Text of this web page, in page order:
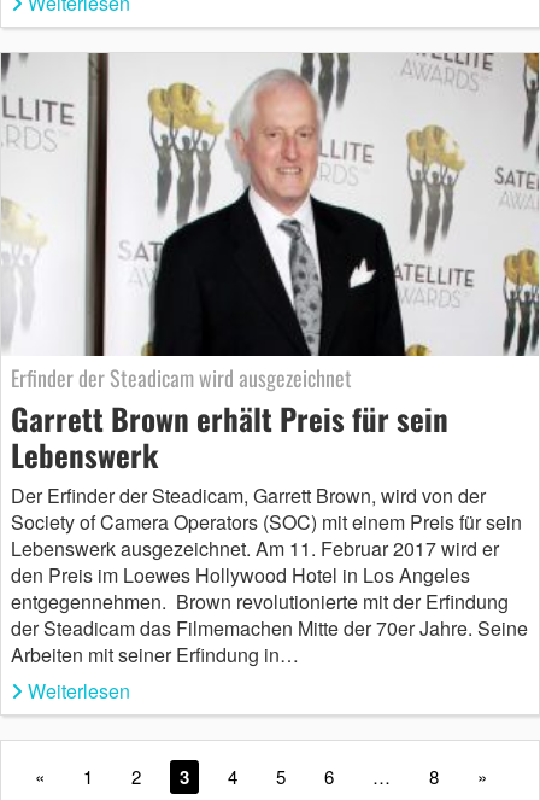
Erfinder der Steadicam wird ausgezeichnet
Garrett Brown erhält Preis für sein
Lebenswerk
Der Erfinder der Steadicam, Garrett Brown, wird von der
Society of Camera Operators (SOC) mit einem Preis für sein
Lebenswerk ausgezeichnet. Am 11. Februar 2017 wird er
den Preis im Loewes Hollywood Hotel in Los Angeles
entgegennehmen. Brown revolutionierte mit der Erfindung
der Steadicam das Filmemachen Mitte der 70er Jahre. Seine
Arbeiten mit seiner Erfindung in…
Weiterlesen
« 1 2 3 4 5 6 … 8 »